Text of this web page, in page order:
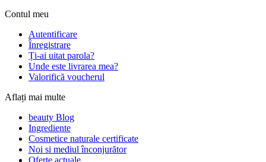
Contul meu
Autentificare
Înregistrare
Ți-ai uitat parola?
Unde este livrarea mea?
Valorifică voucherul
Aflați mai multe
beauty Blog
Ingrediente
Cosmetice naturale certificate
Noi si mediul înconjurător